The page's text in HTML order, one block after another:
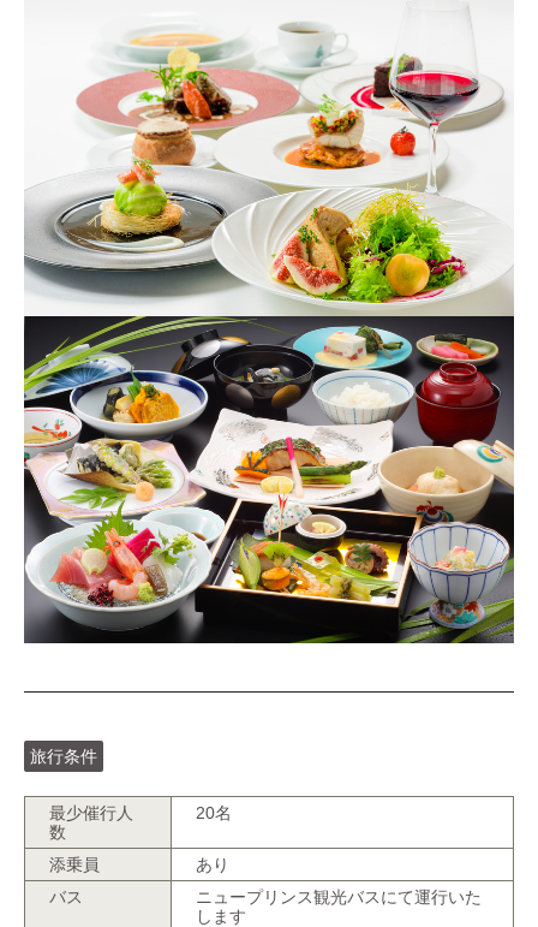
旅行条件
最少催行人
数
20名
添乗員
あり
バス
ニュープリンス観光バスにて運行いた
します